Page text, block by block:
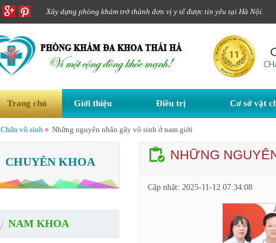
Xây dựng phòng khám trở thành đơn vị y tế được tin yêu tại Hà Nội.
Trang chủ Giới thiệu Điều trị Cơ sở vật
Chữa vô sinh Những nguyên nhân gây vô sinh ở nam giới
CHUYÊN KHOA
NAM KHOA
NHỮNG
Cập nhật: 2025-11-12 07:34:08